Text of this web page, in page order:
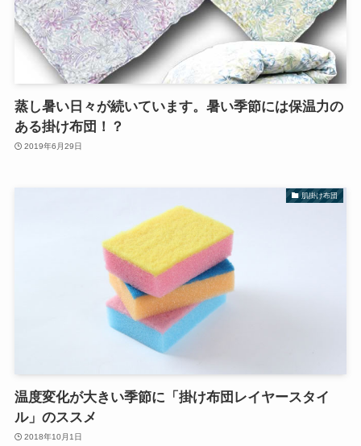
蒸し暑い日々が続いています。暑い季節には保温力の
ある掛け布団！？
2019年6月29日
肌掛け布団
温度変化が大きい季節に「掛け布団レイヤースタイ
ル」のススメ
2018年10月1日